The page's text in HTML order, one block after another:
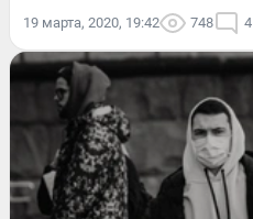
19 марта, 2020, 19:42 748 4